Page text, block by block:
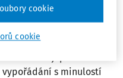
plátcem DPH se
tak může přestat
s minulostí
cookie
cookie